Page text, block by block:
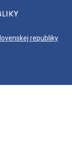
republiky